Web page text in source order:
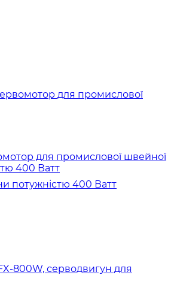
для промислової швейної
400 Ватт